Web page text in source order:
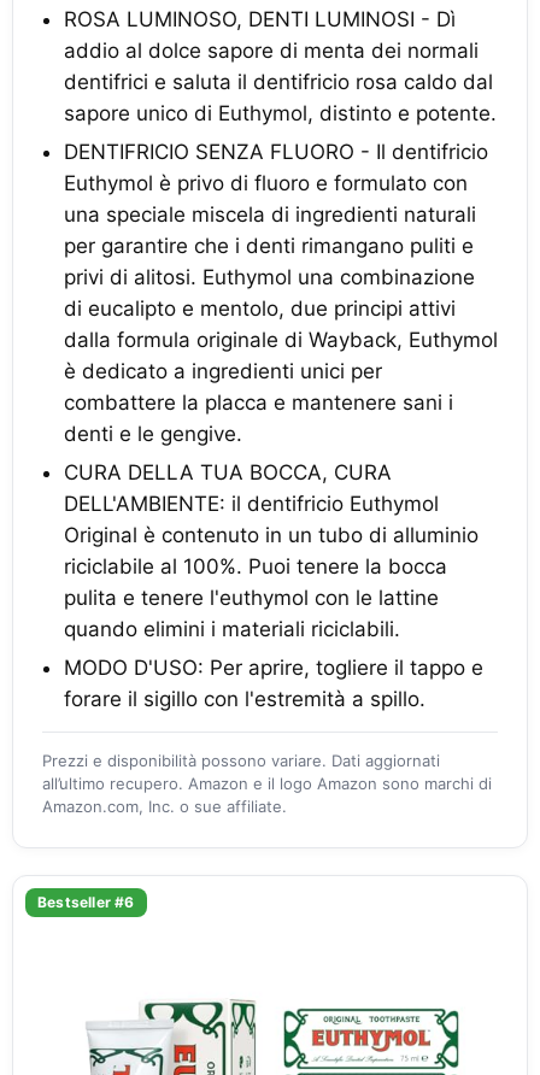
ROSA LUMINOSO, DENTI LUMINOSI - Dì
addio al dolce sapore di menta dei normali
dentifrici e saluta il dentifricio rosa caldo dal
sapore unico di Euthymol, distinto e potente.
DENTIFRICIO SENZA FLUORO - Il dentifricio
Euthymol è privo di fluoro e formulato con
una speciale miscela di ingredienti naturali
per garantire che i denti rimangano puliti e
privi di alitosi. Euthymol una combinazione
di eucalipto e mentolo, due principi attivi
dalla formula originale di Wayback, Euthymol
è dedicato a ingredienti unici per
combattere la placca e mantenere sani i
denti e le gengive.
CURA DELLA TUA BOCCA, CURA
DELL'AMBIENTE: il dentifricio Euthymol
Original è contenuto in un tubo di alluminio
riciclabile al 100%. Puoi tenere la bocca
pulita e tenere l'euthymol con le lattine
quando elimini i materiali riciclabili.
MODO D'USO: Per aprire, togliere il tappo e
forare il sigillo con l'estremità a spillo.
Prezzi e disponibilità possono variare. Dati aggiornati
all’ultimo recupero. Amazon e il logo Amazon sono marchi di
Amazon.com, Inc. o sue affiliate.
Bestseller #6